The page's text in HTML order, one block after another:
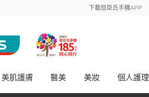
下載屈臣氏手機APP
美肌護膚 醫美 美妝 個人護理